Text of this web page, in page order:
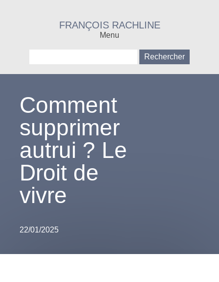
FRANÇOIS RACHLINE
Menu
Comment
supprimer
autrui ? Le
Droit de
vivre
22/01/2025